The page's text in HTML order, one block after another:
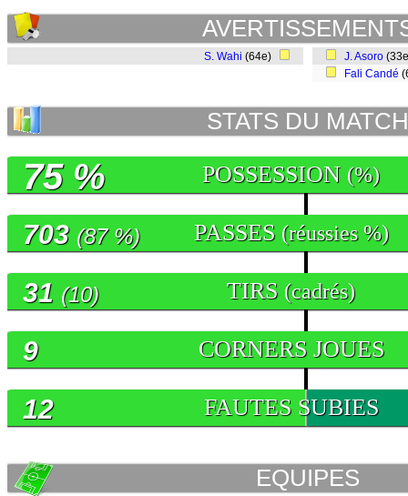
S. Wahi (64e) J. Asoro
Fali Candé
STATS DU MATCH
POSSESSION (%)
75 %
PASSES (réussies %)
703 (87 %)
TIRS (cadrés)
31 (10)
CORNERS JOUES
9
FAUTES SUBIES
12
EQUIPES